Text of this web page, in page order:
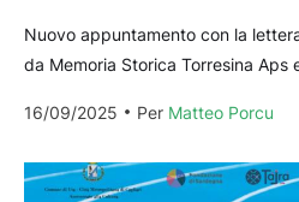
Nuovo appuntamento con la
da Memoria Storica Torresina Aps
della...
16/09/2025 Per Matteo Porcu